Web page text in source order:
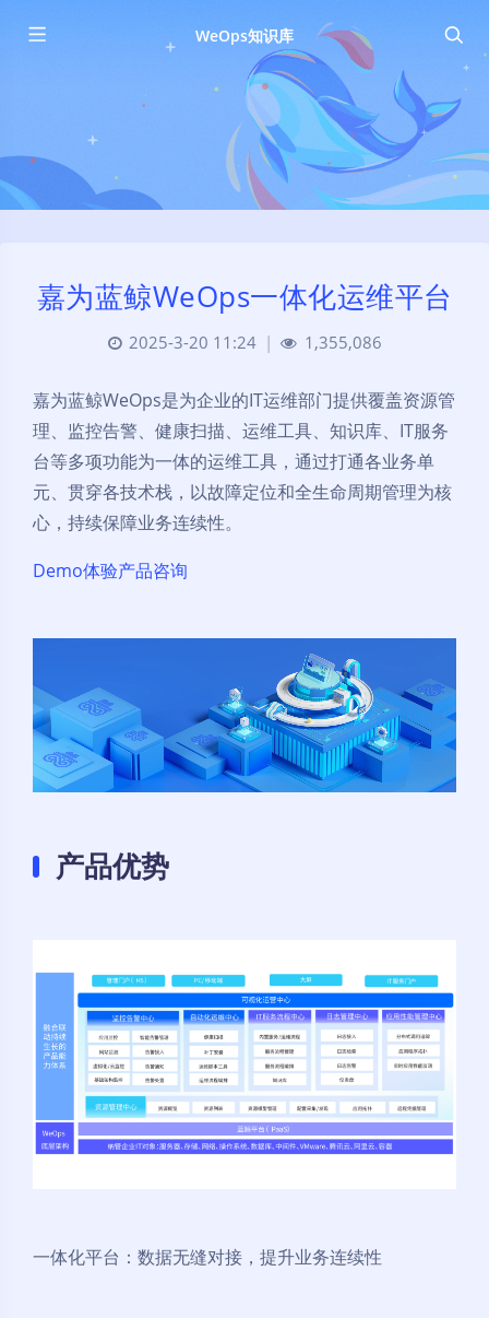
WeOps知识库
嘉为蓝鲸WeOps一体化运维平台
2025-3-20 11:24 | 1,355,086
嘉为蓝鲸WeOps是为企业的IT运维部门提供覆盖资源管
理、监控告警、健康扫描、运维工具、知识库、IT服务
台等多项功能为一体的运维工具，通过打通各业务单
元、贯穿各技术栈，以故障定位和全生命周期管理为核
心，持续保障业务连续性。
Demo体验产品咨询
产品优势
一体化平台：数据无缝对接，提升业务连续性